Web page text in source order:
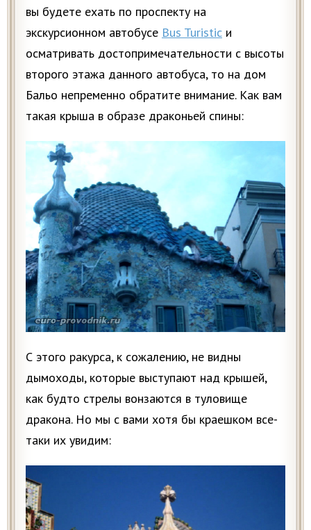
вы будете ехать по проспекту на
экскурсионном автобусе Bus Turistic и
осматривать достопримечательности с высоты
второго этажа данного автобуса, то на дом
Бальо непременно обратите внимание. Как вам
такая крыша в образе драконьей спины:
С этого ракурса, к сожалению, не видны
дымоходы, которые выступают над крышей,
как будто стрелы вонзаются в туловище
дракона. Но мы с вами хотя бы краешком все-
таки их увидим: